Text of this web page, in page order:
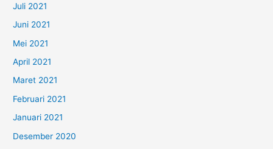
Juli 2021
Juni 2021
Mei 2021
April 2021
Maret 2021
Februari 2021
Januari 2021
Desember 2020